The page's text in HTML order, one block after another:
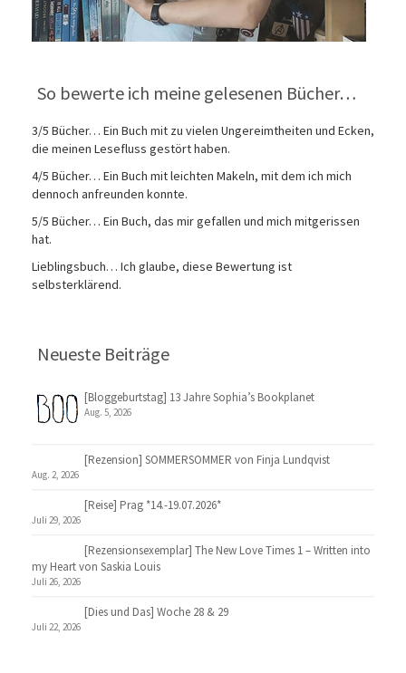
So bewerte ich meine gelesenen Bücher…
3/5 Bücher… Ein Buch mit zu vielen Ungereimtheiten und Ecken,
die meinen Lesefluss gestört haben.
4/5 Bücher… Ein Buch mit leichten Makeln, mit dem ich mich
dennoch anfreunden konnte.
5/5 Bücher… Ein Buch, das mir gefallen und mich mitgerissen
hat.
Lieblingsbuch… Ich glaube, diese Bewertung ist
selbsterklärend.
Neueste Beiträge
[Bloggeburtstag] 13 Jahre Sophia’s Bookplanet
Aug. 5, 2026
[Rezension] SOMMERSOMMER von Finja Lundqvist
Aug. 2, 2026
[Reise] Prag *14.-19.07.2026*
Juli 29, 2026
[Rezensionsexemplar] The New Love Times 1 – Written into
my Heart von Saskia Louis
Juli 26, 2026
[Dies und Das] Woche 28 & 29
Juli 22, 2026